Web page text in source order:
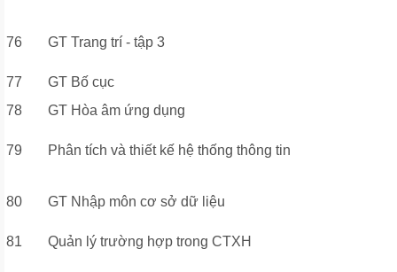
76 GT Trang trí - tập 3
77
GT Bố cục
78
GT Hòa âm ứng dụng
79 Phân tích và thiết kế hệ thống thông tin
80 GT Nhập môn cơ sở dữ liệu
81 Quản lý trường hợp trong CTXH